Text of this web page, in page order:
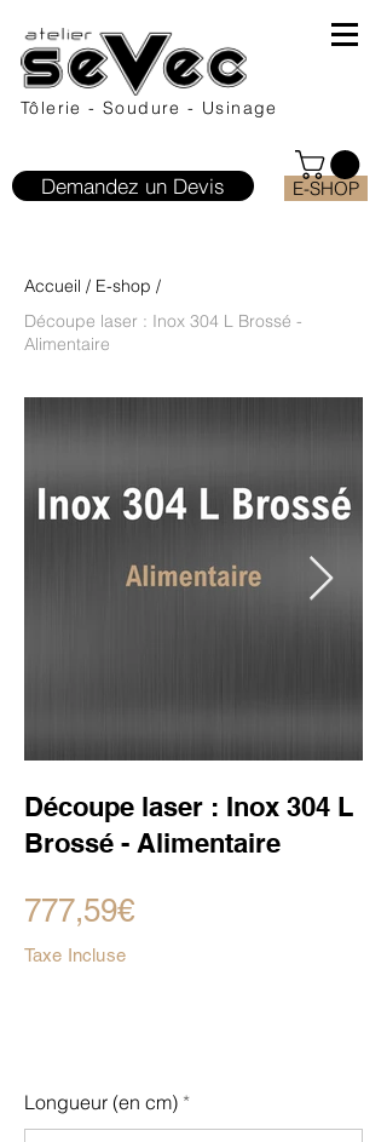
Tôlerie - Soudure - Usinage
E-SHOP
Demandez un Devis
Accueil / E-shop /
Découpe laser : Inox 304 L Brossé -
Alimentaire
Découpe laser : Inox 304 L
Brossé - Alimentaire
777,59€
Taxe Incluse
Longueur (en cm)